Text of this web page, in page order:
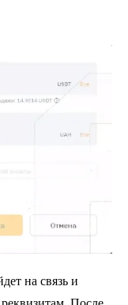
на связь и